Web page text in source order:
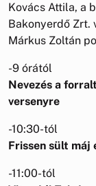
Kovács Attila, a
Bakonyerdő Zrt.
Márkus Zoltán
-9 órától
Nevezés a
versenyre
-10:30-tól
Frissen sült máj
-11:00-tól